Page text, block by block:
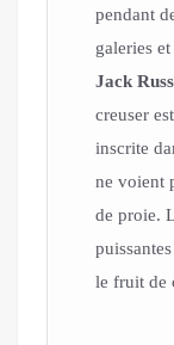
pendant
galeries
Jack
creuser
inscrite
ne voient
de proie.
le fruit de